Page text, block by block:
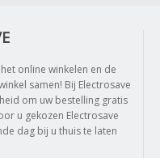
online winkelen en de
samen! Bij Electrosave
om uw bestelling gratis
u gekozen Electrosave
dag bij u thuis te laten